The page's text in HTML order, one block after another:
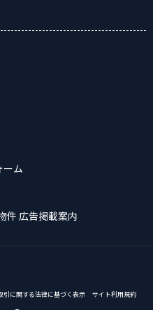
ーム
件 広告掲載案内
引に関する法律に基づく表示 サイト利用規約